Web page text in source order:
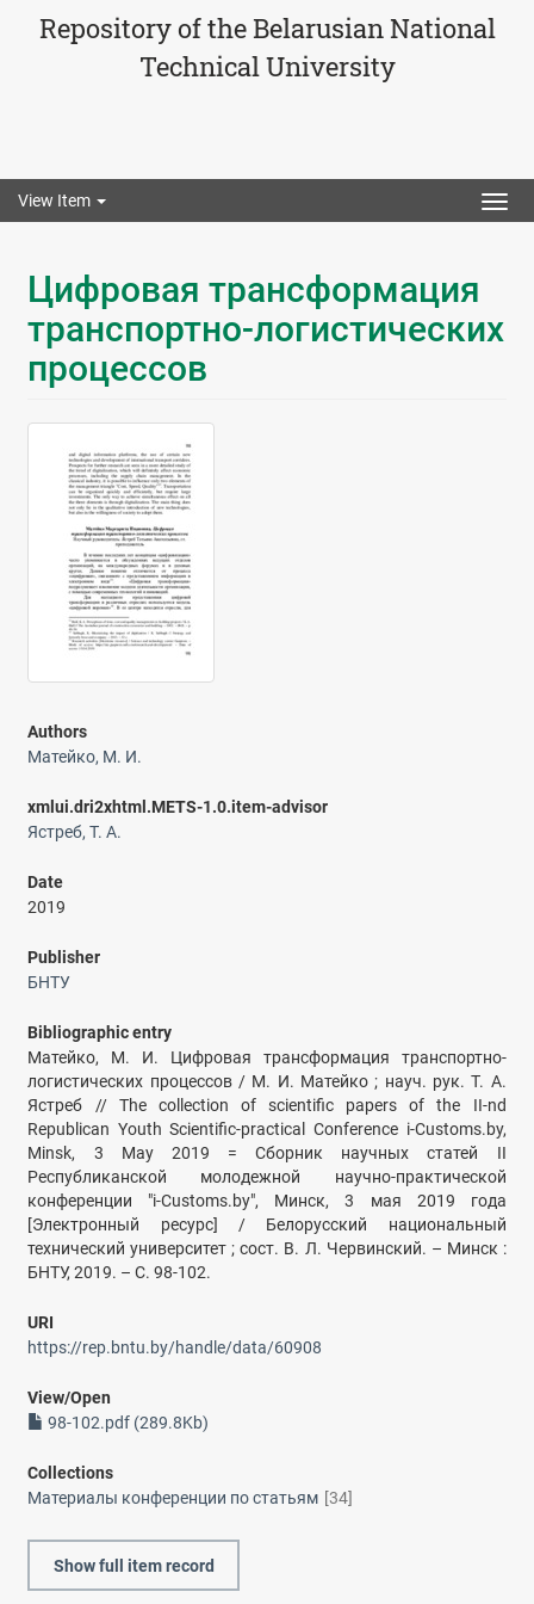
Repository of the Belarusian National
Technical University
View Item
Цифровая трансформация
транспортно-логистических
процессов
Authors
Матейко, М. И.
xmlui.dri2xhtml.METS-1.0.item-advisor
Ястреб, Т. А.
Date
2019
Publisher
БНТУ
Bibliographic entry
Матейко, М. И. Цифровая трансформация транспортно-
логистических процессов / М. И. Матейко ; науч. рук. Т. А.
Ястреб // The collection of scientific papers of the II-nd
Republican Youth Scientific-practical Conference i-Customs.by,
Minsk, 3 May 2019 = Сборник научных статей II
Республиканской молодежной научно-практической
конференции "i-Customs.by", Минск, 3 мая 2019 года
[Электронный ресурс] / Белорусский национальный
технический университет ; сост. В. Л. Червинский. – Минск :
БНТУ, 2019. – С. 98-102.
URI
https://rep.bntu.by/handle/data/60908
View/Open
98-102.pdf (289.8Kb)
Collections
Материалы конференции по статьям [34]
Show full item record